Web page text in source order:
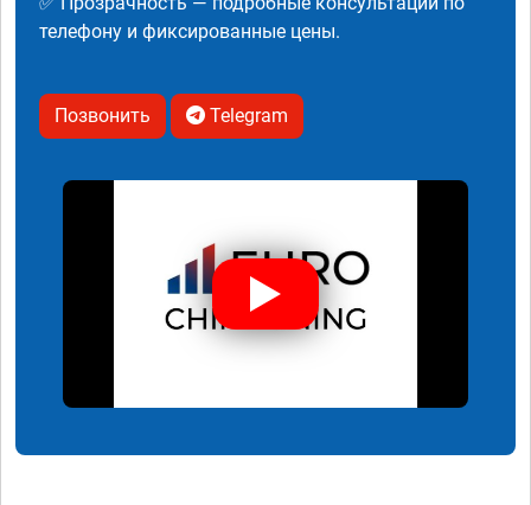
телефону и фиксированные цены.
Позвонить Telegram